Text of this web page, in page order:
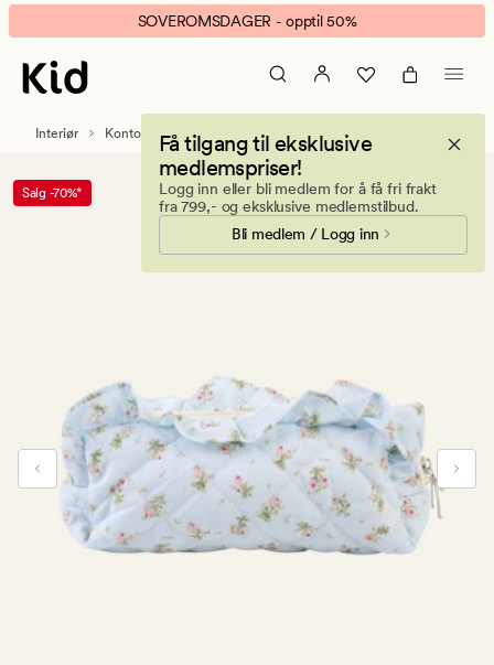
Blue
spring
pennal
banner.
Klikk
ESCAPE
pause.
SOVEROMSDAGER - opptil 50%
Få tilgang til eksklusive
medlemspriser!
Logg inn eller bli medlem for å få fri frakt
fra 799,- og eksklusive medlemstilbud.
Bli medlem / Logg inn
Interiør Kontorrekvisita Pennal
Salg -70%*